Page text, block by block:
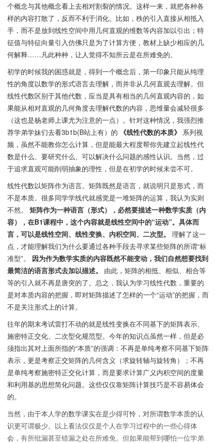
个概念与其他概念看上去相对割裂的情况。这样一来，就把各种各
样的内容打散了，反而不利于消化。比如，秩的引入直接从相抵入
手，而不是放到线性空间中用几何直观的维数等内容加以引出；特
征值与特征向量引入仿佛只是为了计算方便，教材上缺少相应的几
何解释……凡此种种，让人觉得不知所云是在所难免的。
初学的时候我的困惑就是，得到一个概念后，第一印象只能从纯理
性的角度以数学的形式语言去理解，而并非从几何直观去理解。但
线性代数区别于其他代数，应当是具有相当的几何直观内容的，如
果能从相对直观的几何角度去理解代数的内容，思维量会减轻很多
（这也是杨老师上课尤为注意的一点）。针对这种情况，我强烈推
荐学弟学妹们去看3b1b(B站上有）的
《线性代数的本质》 系列视
频，虽然不能教你怎么计算，但是能最大程度帮你先建立起线性代
数是什么、要研究什么、可以解决什么问题的感性认识。当然，过
于追求直观可能削弱抽象的理性，但是在初学的时候未尝不可。
线性代数以矩阵作为语言。矩阵既然是语言，就说明只是形式，而
不是本质。很多同学学线代就感觉是一堆矩阵的运算，我认为实则
不然。 矩阵作为一种语言（形式），必然要描述一种数学实质（内
容），在B1课程中，这个内容就是线性空间中的“运动”。具体而
言，可以是线性空间、线性变换、内积空间、二次型。
理解了这一
点，才能理解我们为什么要通过各种手段去寻求某些矩阵的所谓“标
准型”。 因为作为数学实质的内容既然不能变动，我们自然想要找到
最简洁的语言形式去加以描述。
由此，矩阵的相抵、相似、相合等
等的引入就不再是唐突的了。总之，我认为学习线性代数，重要的
是对本质内容的把握，即对矩阵描述了怎样的一个“运动”的把握，而
不是关注形式上的计算。
往年的期末考试雷打不动的就是线性变换在不同基下的矩阵表示、
施密特正交化、二次型化规范型。今年的知识点虽然一样，但是必
须指出其对上面所指的“本质”的强调：不再是单纯考察不同基下矩阵
表示，更是考察正交矩阵的几何含义（求旋转轴与旋转角）；不再
是单纯考察施密特正交化计算，而是要求计算广义内积空间的度量
和利用基的思想简化问题。这些仅仅靠矩阵计算技巧是不容易体会
的。
当然，由于本人学的数学课实在是少得可怜，对所谓数学本质的认
识更可谓极少。以上看法仅仅是个人在学习过程中的一些心得体
会，有所纰漏甚至错漏之处在所难免。但如果能帮到哪怕一位学弟